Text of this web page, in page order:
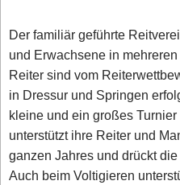
Der familiär geführte
und Erwachsene in
Reiter sind vom
in Dressur und Springen
kleine und ein großes
unterstützt ihre Reiter und
ganzen Jahres und drückt
Auch beim Voltigieren